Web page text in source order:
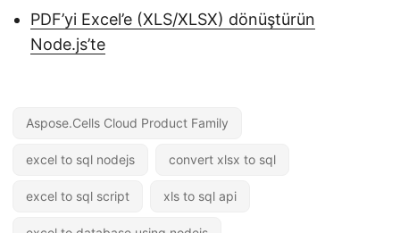
PDF’yi Excel’e (XLS/XLSX) dönüştürün
Node.js’te
Aspose.Cells Cloud Product Family
excel to sql nodejs convert xlsx to sql
excel to sql script xls to sql api